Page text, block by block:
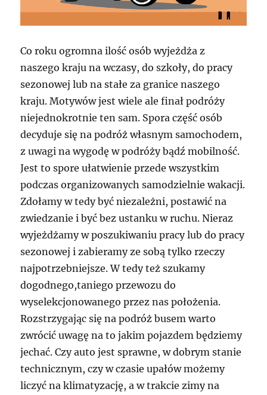
Co roku ogromna ilość osób wyjeżdża z
naszego kraju na wczasy, do szkoły, do pracy
sezonowej lub na stałe za granice naszego
kraju. Motywów jest wiele ale finał podróży
niejednokrotnie ten sam. Spora część osób
decyduje się na podróż własnym samochodem,
z uwagi na wygodę w podróży bądź mobilność.
Jest to spore ułatwienie przede wszystkim
podczas organizowanych samodzielnie wakacji.
Zdołamy w tedy być niezależni, postawić na
zwiedzanie i być bez ustanku w ruchu. Nieraz
wyjeżdżamy w poszukiwaniu pracy lub do pracy
sezonowej i zabieramy ze sobą tylko rzeczy
najpotrzebniejsze. W tedy też szukamy
dogodnego,taniego przewozu do
wyselekcjonowanego przez nas położenia.
Rozstrzygając się na podróż busem warto
zwrócić uwagę na to jakim pojazdem będziemy
jechać. Czy auto jest sprawne, w dobrym stanie
technicznym, czy w czasie upałów możemy
liczyć na klimatyzację, a w trakcie zimy na